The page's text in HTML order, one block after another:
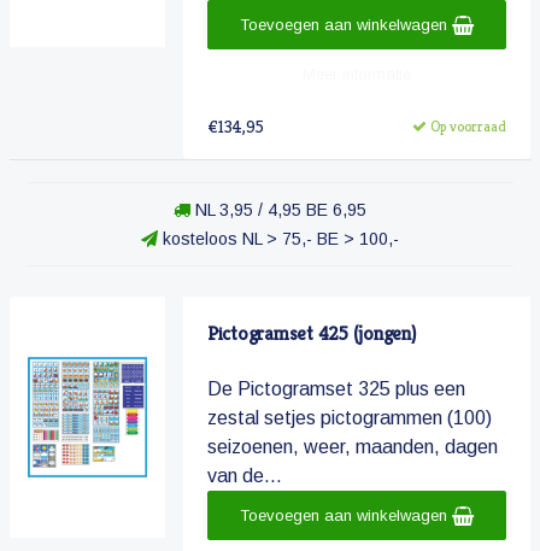
€134,95 Op voorraad
Toevoegen aan winkelwagen
NL 3,95 / 4,95 BE 6,95
kosteloos NL > 75,- BE > 100,-
Pictogramset 425 (jongen)
De Pictogramset 325 plus een
zestal setjes pictogrammen (100)
seizoenen, weer, maanden, dagen
van de...
Toevoegen aan winkelwagen